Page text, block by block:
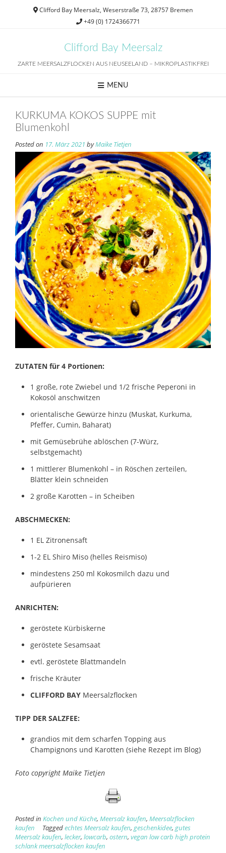
Clifford Bay Meersalz, Weserstraße 73, 28757 Bremen
+49 (0) 1724366771
Clifford Bay Meersalz
ZARTE MEERSALZFLOCKEN AUS NEUSEELAND – MIKROPLASTIKFREI
MENU
KURKUMA KOKOS SUPPE mit
Blumenkohl
Posted on 17. März 2021 byMaike Tietjen
ZUTATEN für 4 Portionen:
1 große, rote Zwiebel und 1/2 frische Peperoni in
Kokosöl anschwitzen
orientalische Gewürze hinzu (Muskat, Kurkuma,
Pfeffer, Cumin, Baharat)
mit Gemüsebrühe ablöschen (7-Würz,
selbstgemacht)
1 mittlerer Blumenkohl – in Röschen zerteilen,
Blätter klein schneiden
2 große Karotten – in Scheiben
ABSCHMECKEN:
1 EL Zitronensaft
1-2 EL Shiro Miso (helles Reismiso)
mindestens 250 ml Kokosmilch dazu und
aufpürieren
ANRICHTEN:
geröstete Kürbiskerne
geröstete Sesamsaat
evtl. geröstete Blattmandeln
frische Kräuter
CLIFFORD BAY Meersalzflocken
TIPP DER SALZFEE:
grandios mit dem scharfen Topping aus
Champignons und Karotten (siehe Rezept im Blog)
Foto copyright Maike Tietjen
Posted in Kochen und Küche, Meersalz kaufen, Meersalzflocken
kaufen
Taggedechtes Meersalz kaufen, geschenkidee, gutes
Meersalz kaufen, lecker, lowcarb, ostern, vegan low carb high protein
schlank meersalzflocken kaufen